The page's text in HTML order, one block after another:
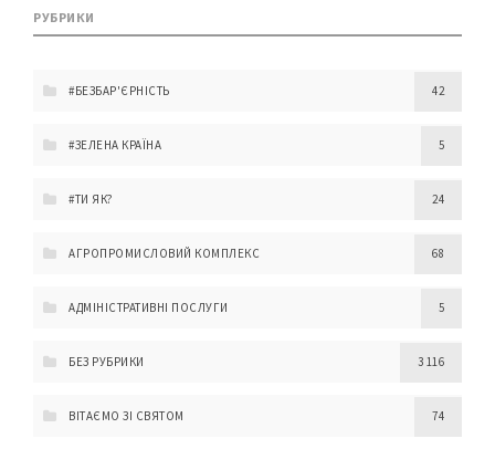
РУБРИКИ
#БЕЗБАР'ЄРНІСТЬ 42
#ЗЕЛЕНА КРАЇНА 5
#ТИ ЯК? 24
АГРОПРОМИСЛОВИЙ КОМПЛЕКС 68
АДМІНІСТРАТИВНІ ПОСЛУГИ 5
БЕЗ РУБРИКИ 3 116
ВІТАЄМО ЗІ СВЯТОМ 74